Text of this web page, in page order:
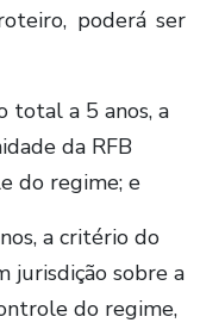
poderá ser
total a 5 anos, a
da RFB
do regime; e
a critério do
jurisdição sobre a
do regime,